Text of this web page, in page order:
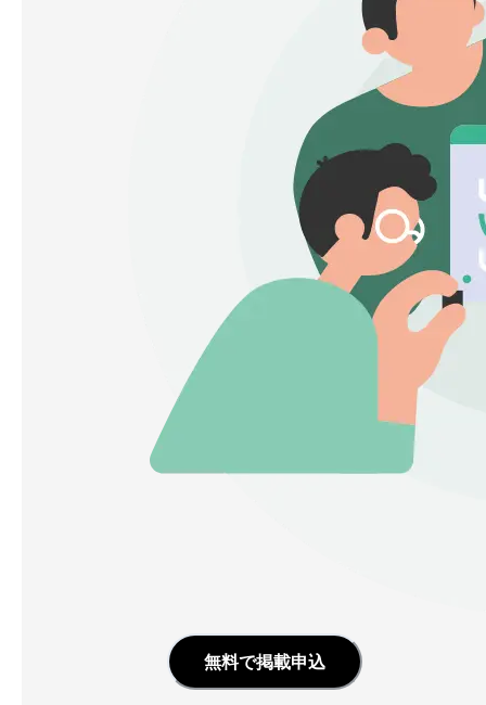
無料で掲載申込